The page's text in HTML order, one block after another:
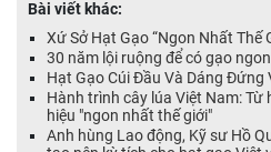
Bài viết khác:
Xứ Sở Hạt Gạo “Ngon Nhất Thế
30 năm lội ruộng để có gạo
Hạt Gạo Cúi Đầu Và Dáng Đứng
Hành trình cây lúa Việt Nam:
hiệu "ngon nhất thế giới"
Anh hùng Lao động, Kỹ sư Hồ